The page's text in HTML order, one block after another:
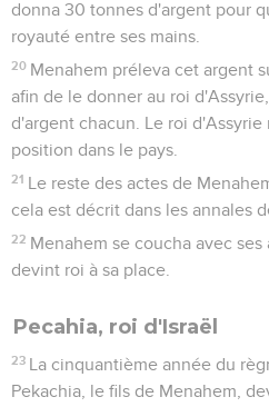
7 Achaz envoya des messagers
d'Assyrie, pour lui dire : « Je suis
Monte et délivre-moi des
d'Israël. »
8 Achaz prit l'argent et l'or qui
de l'Eternel et dans les trésors
en cadeau au roi d'Assyrie.
9 Le roi d'Assyrie l'écouta : il
empara, exila ses habitants à Kir
10 Le roi Achaz se rendit à
il envoya au prêtre Urie le
autel.
11 Le prêtre Urie construisit un